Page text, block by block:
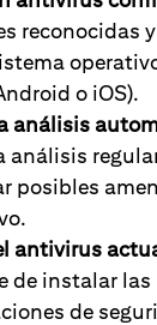
reconocidas
o iOS).
análisis
análisis
posibles
antivirus
de instalar
de